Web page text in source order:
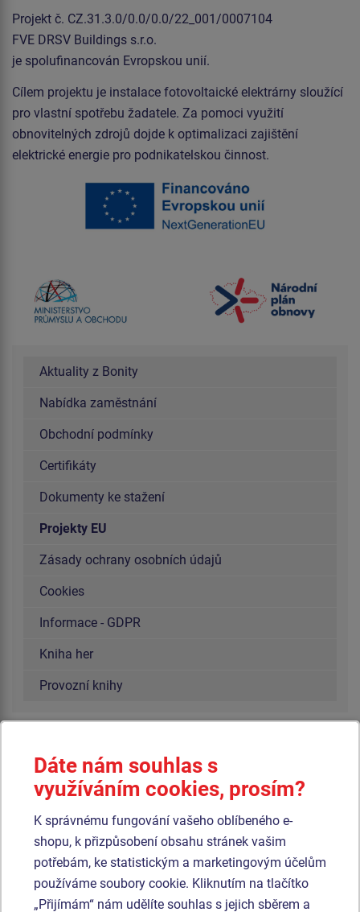
Projekt č. CZ.31.3.0/0.0/0.0/22_001/0007104
FVE DRSV Buildings s.r.o.
je spolufinancován Evropskou unií.
Cílem projektu je instalace fotovoltaické elektrárny sloužící
pro vlastní spotřebu žadatele. Za pomoci využití
obnovitelných zdrojů dojde k optimalizaci zajištění
elektrické energie pro podnikatelskou činnost.
Aktuality z Bonity
Nabídka zaměstnání
Obchodní podmínky
Certifikáty
Dokumenty ke stažení
Projekty EU
Zásady ochrany osobních údajů
Cookies
Informace - GDPR
Kniha her
Provozní knihy
Bonita Group Service s.r.o.
+420 774 401 509
Tel.: +420 515 555 100
E-mail: info@hriste-bonita.cz
Napište nám z on-line formuláře
Otevírací doba kanceláře
pondělí - čtvrtek 7:30 - 16:00
Dáte nám souhlas s
využíváním cookies, prosím?
K správnému fungování vašeho oblíbeného e-
shopu, k přizpůsobení obsahu stránek vašim
potřebám, ke statistickým a marketingovým účelům
používáme soubory cookie. Kliknutím na tlačítko
„Přijímám“ nám udělíte souhlas s jejich sběrem a